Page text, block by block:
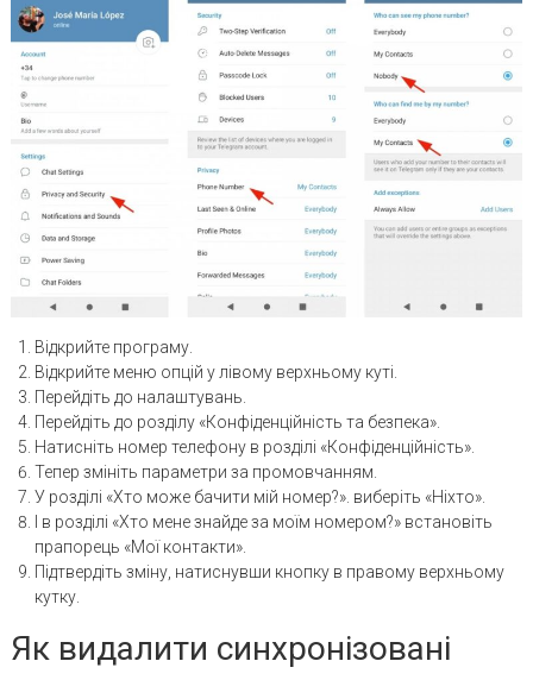
Відкрийте програму.
Відкрийте меню опцій у лівому верхньому куті.
Перейдіть до налаштувань.
Перейдіть до розділу «Конфіденційність та безпека».
Натисніть номер телефону в розділі «Конфіденційність».
Тепер змініть параметри за промовчанням.
У розділі «Хто може бачити мій номер?». виберіть «Ніхто».
І в розділі «Хто мене знайде за моїм номером?» встановіть
прапорець «Мої контакти».
Підтвердіть зміну, натиснувши кнопку в правому верхньому
кутку.
Як видалити синхронізовані